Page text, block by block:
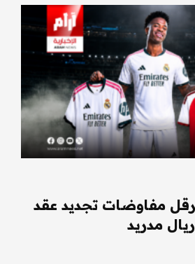
مفاوضات تجديد عقد
مدريد